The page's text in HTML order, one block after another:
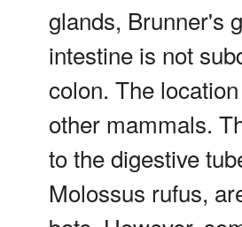
glands, Brunner's
intestine is not
colon. The
other mammals.
to the digestive
Molossus rufus,